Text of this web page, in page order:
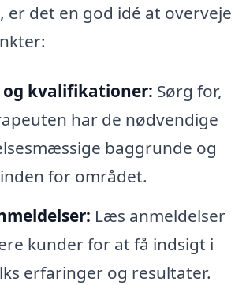
det en god idé at overveje
og kvalifikationer: Sørg for,
har de nødvendige
baggrunde og
for området.
Læs anmeldelser
kunder for at få indsigt i
erfaringer og resultater.